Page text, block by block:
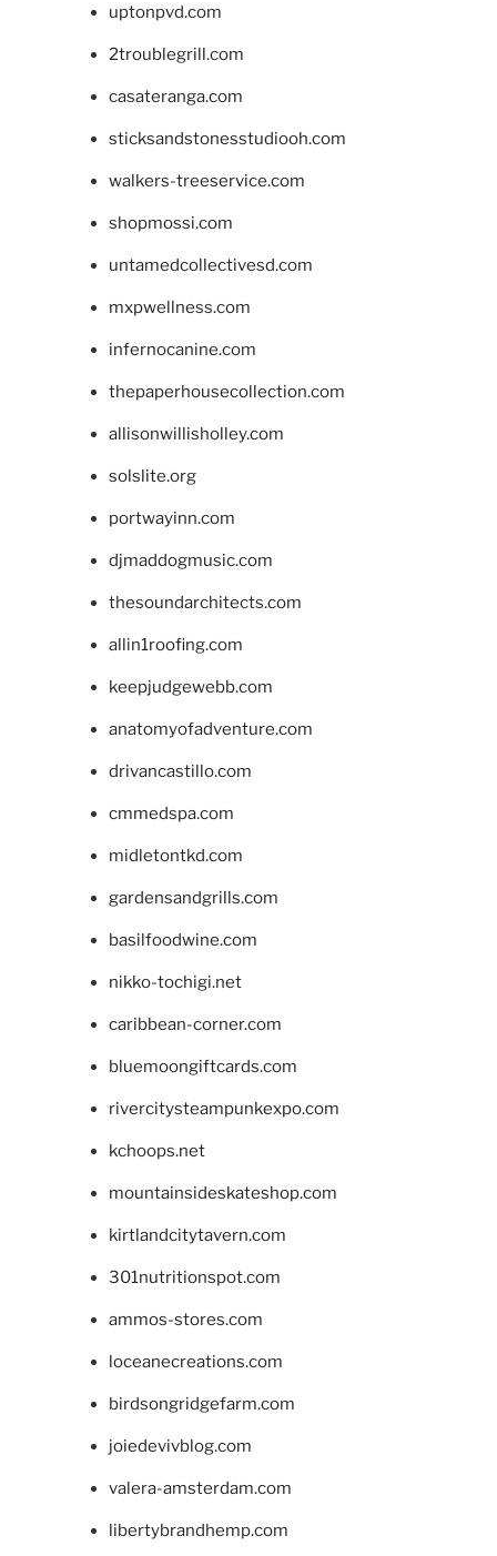
uptonpvd.com
2troublegrill.com
casateranga.com
sticksandstonesstudiooh.com
walkers-treeservice.com
shopmossi.com
untamedcollectivesd.com
mxpwellness.com
infernocanine.com
thepaperhousecollection.com
allisonwillisholley.com
solslite.org
portwayinn.com
djmaddogmusic.com
thesoundarchitects.com
allin1roofing.com
keepjudgewebb.com
anatomyofadventure.com
drivancastillo.com
cmmedspa.com
midletontkd.com
gardensandgrills.com
basilfoodwine.com
nikko-tochigi.net
caribbean-corner.com
bluemoongiftcards.com
rivercitysteampunkexpo.com
kchoops.net
mountainsideskateshop.com
kirtlandcitytavern.com
301nutritionspot.com
ammos-stores.com
loceanecreations.com
birdsongridgefarm.com
joiedevivblog.com
valera-amsterdam.com
libertybrandhemp.com